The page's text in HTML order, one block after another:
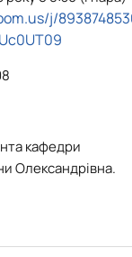
j/
кафедри
Олександрівна.